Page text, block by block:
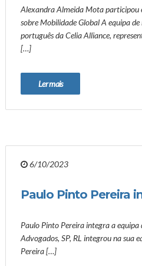
Alexandra Almeida Mota participou
sobre Mobilidade Global A equipa
português da Celia Alliance,
[…]
Ler mais
6/10/2023
Paulo Pinto Pereira
Paulo Pinto Pereira integra a equipa
Advogados, SP, RL integrou na sua
Pereira […]